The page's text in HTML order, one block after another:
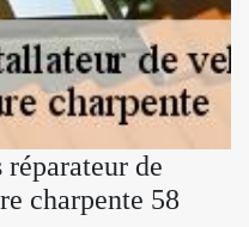
réparateur de
charpente 58